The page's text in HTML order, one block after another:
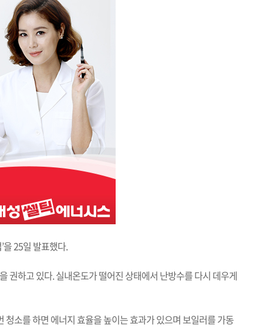
을 25일 발표했다.
하고 있다. 실내온도가 떨어진 상태에서 난방수를 다시 데우게
소를 하면 에너지 효율을 높이는 효과가 있으며 보일러를 가동